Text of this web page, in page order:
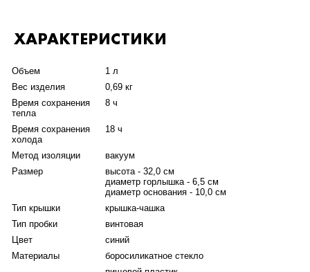
температуры порога замерзания. Стеклянная колба инертна
специальной амортизационной конструкцией из
силиконовых уплотнительных колец, которая предохраняет
соответствует Международному стандарту качества
EN12546-1:2000, все материалы экологически чистые, не
содержат поливинилхлорид (PVC free) и бисфенол-А (BPA
Эргономичная литая ручка позволяет с комфортом держать
термос в руках и наливать напиток в крышку-чашку. В
комплект входит дополнительная чашка, которая надёжно
крепится сверху основной чашки, одновременной
выполняющей роль крышки.
ХАРАКТЕРИСТИКИ
Объем
1 л
Вес изделия
0,69 кг
Время сохранения
тепла
8 ч
Время сохранения
холода
18 ч
Метод изоляции
вакуум
Размер
высота - 32,0 см
диаметр горлышка - 6,5 см
диаметр основания - 10,0 см
Тип крышки
крышка-чашка
Тип пробки
винтовая
Цвет
синий
Материалы
боросиликатное стекло